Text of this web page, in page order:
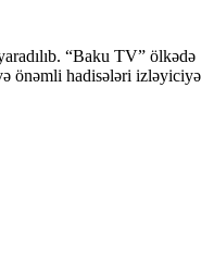
“Baku TV” ölkədə
önəmli hadisələri izləyiciyə